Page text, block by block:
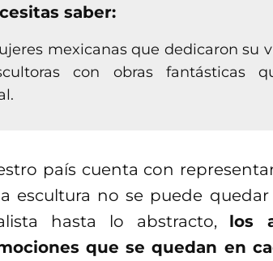
saber:
mexicanas que dedicaron su
con obras fantásticas
país cuenta con
escultura no se puede
hasta lo abstracto, los
que se quedan en